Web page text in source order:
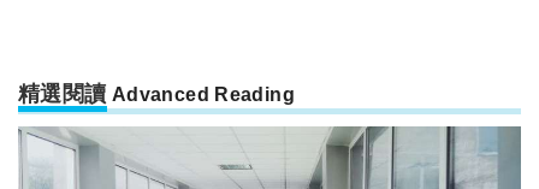
精選閱讀 Advanced Reading